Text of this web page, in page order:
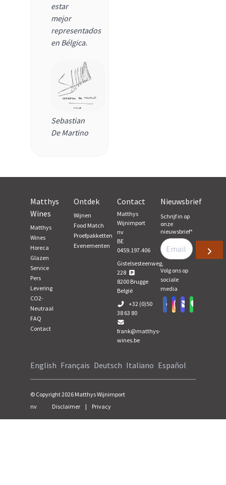
estar
mejor
representados
en Bélgica.
Sebastian
De Martino
Matthys
Wines
Matthys
Wines
Horeca
Glazen
Service
Pers
Levering
CO2-
Neutraal
FAQ
Contact
Ontdek
Wijnen
Food Match
Proefpakketten
Evenementen
Contact
Matthys
Wijnimport
nv
BE
0459.197.406
Gistelsesteenweg,
228
8200 Brugge
België
+32 (0)50
38 63 80
frank@matthys-
wines.be
Nieuwsbrief
Schrijf in op
onze
nieuwsbrief*
Volg ons op
sociale
media
English Français Deutsch Italiano Español
© Copyright2026 Matthys Wijnimport
nv
Disclaimer | Privacy